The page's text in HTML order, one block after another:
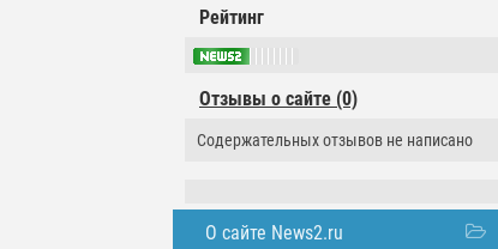
Рейтинг
Отзывы о сайте (0)
Содержательных отзывов не написано
О сайте News2.ru